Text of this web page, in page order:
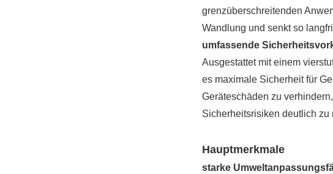
grenzüberschreitenden
Wandlung und senkt so
umfassende
Ausgestattet mit einem
es maximale Sicherheit für
Geräteschäden zu
Sicherheitsrisiken deutlich zu
Hauptmerkmale
starke